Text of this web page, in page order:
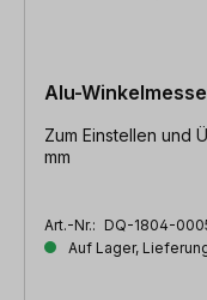
Alu-
Zum Einstellen und
mm
Art.-Nr.: DQ-1804-
Auf Lager,